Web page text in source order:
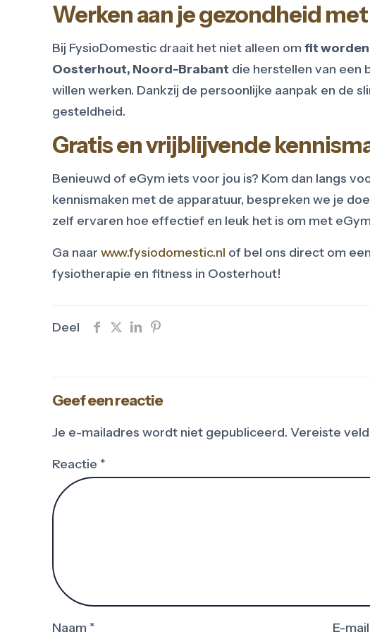
Werken aan je gezondheid
Bij FysioDomestic draait het niet alleen omfit worden
Oosterhout, Noord-Brabant die herstellen van een
willen werken. Dankzij de persoonlijke aanpak en de
gesteldheid.
Gratis en vrijblijvende
Benieuwd of eGym iets voor jou is? Kom dan langs
kennismaken met de apparatuur, bespreken we je
zelf ervaren hoe effectief en leuk het is om met
Ga naarwww.fysiodomestic.nl of bel ons direct om
fysiotherapie en fitness in Oosterhout!
Deel
Geef een reactie
Je e-mailadres wordt niet gepubliceerd. Vereiste
Reactie *
Naam * E-mail